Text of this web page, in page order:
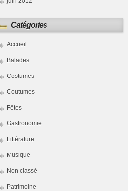
Catégories
Accueil
Balades
Costumes
Coutumes
Fêtes
Gastronomie
Littérature
Musique
Non classé
Patrimoine